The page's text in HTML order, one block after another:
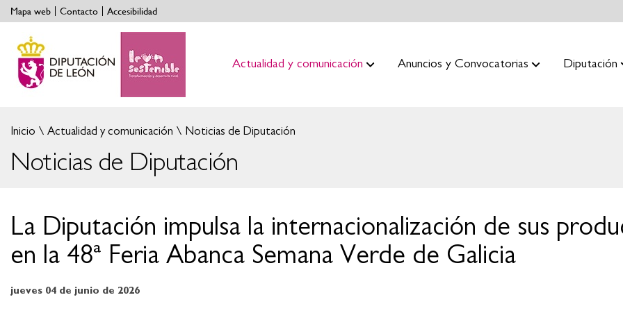
Mapa web Contacto Accesibilidad
Actualidad y comunicación Anuncios y Convocatorias Diputación
Inicio Actualidad y comunicación Noticias de Diputación
Noticias de Diputación
La Diputación impulsa la internacionalización de sus
en la 48ª Feria Abanca Semana Verde de Galicia
jueves 04 de junio de 2026